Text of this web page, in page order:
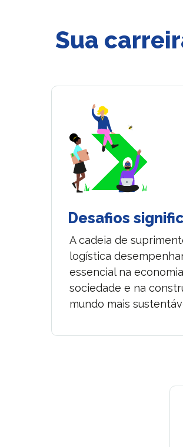
Sua
Desafios
A cadeia de
logística
essencial na
sociedade e na
mundo mais